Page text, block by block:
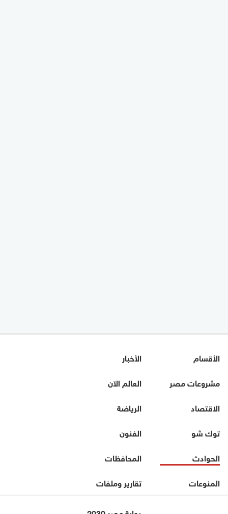
الأقسام
الأخبار
مشروعات مصر
العالم الآن
الاقتصاد
الرياضة
توك شو
الفنون
الحوادث
المحافظات
المنوعات
تقارير وملفات